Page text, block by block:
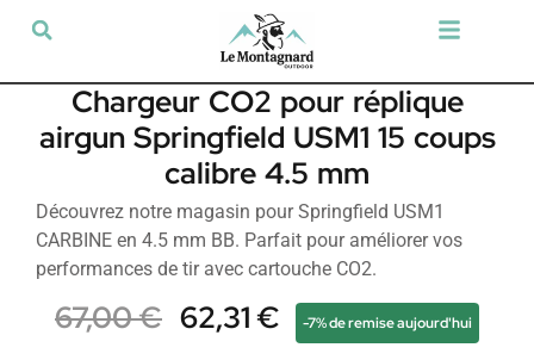
Chargeur CO2 pour réplique
airgun Springfield USM1 15 coups
calibre 4.5 mm
Découvrez notre magasin pour Springfield USM1
CARBINE en 4.5 mm BB. Parfait pour améliorer vos
performances de tir avec cartouche CO2.
67,00€ 62,31€ -7% de remise aujourd'hui